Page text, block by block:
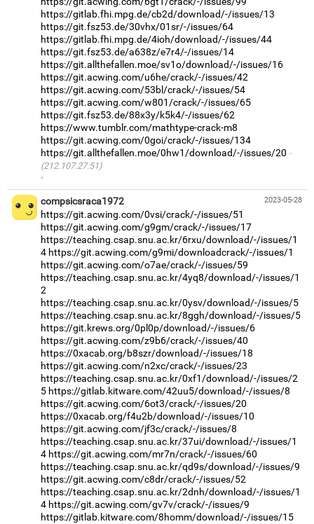
https://gitlab.fhi.mpg.de/cb2d/download/-/issues/13
https://git.fsz53.de/30vhx/01sr/-/issues/64
https://gitlab.fhi.mpg.de/4ioh/download/-/issues/44
https://git.fsz53.de/a638z/e7r4/-/issues/14
https://git.allthefallen.moe/sv1o/download/-/issues/16
https://git.acwing.com/u6he/crack/-/issues/42
https://git.acwing.com/53bl/crack/-/issues/54
https://git.acwing.com/w801/crack/-/issues/65
https://git.fsz53.de/88x3y/k5k4/-/issues/62
https://www.tumblr.com/mathtype-crack-m8
https://git.acwing.com/0goi/crack/-/issues/134
https://git.allthefallen.moe/0hw1/download/-/issues/20
(212.107.27.51)
·
2023-05-28
compsicsraca1972
https://git.acwing.com/0vsi/crack/-/issues/51
https://git.acwing.com/g9gm/crack/-/issues/17
https://teaching.csap.snu.ac.kr/6rxu/download/-/issues/1
4 https://git.acwing.com/g9mi/downloadcrack/-/issues/1
https://git.acwing.com/o7ae/crack/-/issues/59
https://teaching.csap.snu.ac.kr/4yq8/download/-/issues/1
2
https://teaching.csap.snu.ac.kr/0ysv/download/-/issues/5
https://teaching.csap.snu.ac.kr/8ggh/download/-/issues/5
https://git.krews.org/0pl0p/download/-/issues/6
https://git.acwing.com/z9b6/crack/-/issues/40
https://0xacab.org/b8szr/download/-/issues/18
https://git.acwing.com/n2xc/crack/-/issues/23
https://teaching.csap.snu.ac.kr/0xf1/download/-/issues/2
5 https://gitlab.kitware.com/42uu5/download/-/issues/8
https://git.acwing.com/6ot3/crack/-/issues/20
https://0xacab.org/f4u2b/download/-/issues/10
https://git.acwing.com/jf3c/crack/-/issues/8
https://teaching.csap.snu.ac.kr/37ui/download/-/issues/1
4 https://git.acwing.com/mr7n/crack/-/issues/60
https://teaching.csap.snu.ac.kr/qd9s/download/-/issues/9
https://git.acwing.com/c8dr/crack/-/issues/52
https://teaching.csap.snu.ac.kr/2dnh/download/-/issues/1
4 https://git.acwing.com/gv7v/crack/-/issues/9
https://gitlab.kitware.com/8homm/download/-/issues/15